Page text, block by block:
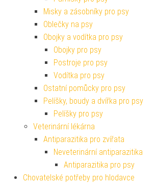
Misky a zásobníky pro psy
Oblečky na psy
Obojky a vodítka pro psy
Obojky pro psy
Postroje pro psy
Vodítka pro psy
Ostatní pomůcky pro psy
Pelíšky, boudy a dvířka pro psy
Pelíšky pro psy
Veterinární lékárna
Antiparazitika pro zvířata
Neveterinární antiparazitika
Antiparazitika pro psy
Chovatelské potřeby pro hlodavce